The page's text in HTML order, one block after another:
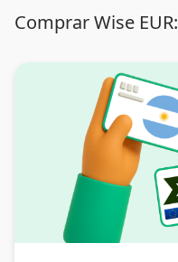
Comprar Wise EUR: